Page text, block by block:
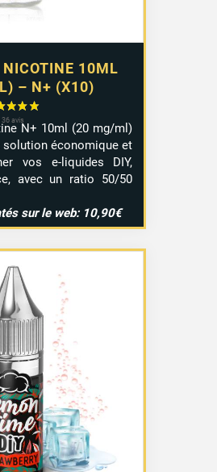
NICOTINE 10ML
– N+ (X10)
N+ 10ml (20 mg/ml)
solution économique et
vos e-liquides DIY,
avec un ratio 50/50
sur le web: 10,90€